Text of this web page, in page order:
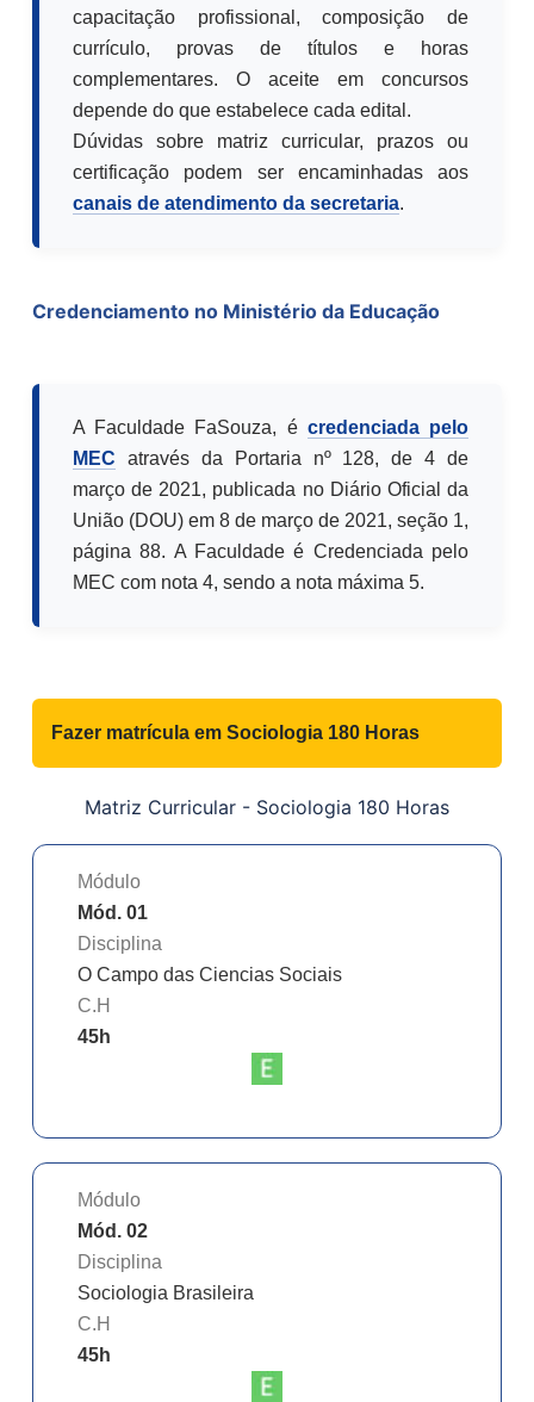
capacitação profissional, composição de
currículo, provas de títulos e horas
complementares. O aceite em concursos
depende do que estabelece cada edital.
Dúvidas sobre matriz curricular, prazos ou
certificação podem ser encaminhadas aos
canais de atendimento da secretaria.
Credenciamento no Ministério da Educação
A Faculdade FaSouza, é credenciada pelo
MEC através da Portaria nº 128, de 4 de
março de 2021, publicada no Diário Oficial da
União (DOU) em 8 de março de 2021, seção 1,
página 88. A Faculdade é Credenciada pelo
MEC com nota 4, sendo a nota máxima 5.
Fazer matrícula em Sociologia 180 Horas
Matriz Curricular - Sociologia 180 Horas
Módulo
Mód. 01
Disciplina
O Campo das Ciencias Sociais
C.H
45h
Módulo
Mód. 02
Disciplina
Sociologia Brasileira
C.H
45h